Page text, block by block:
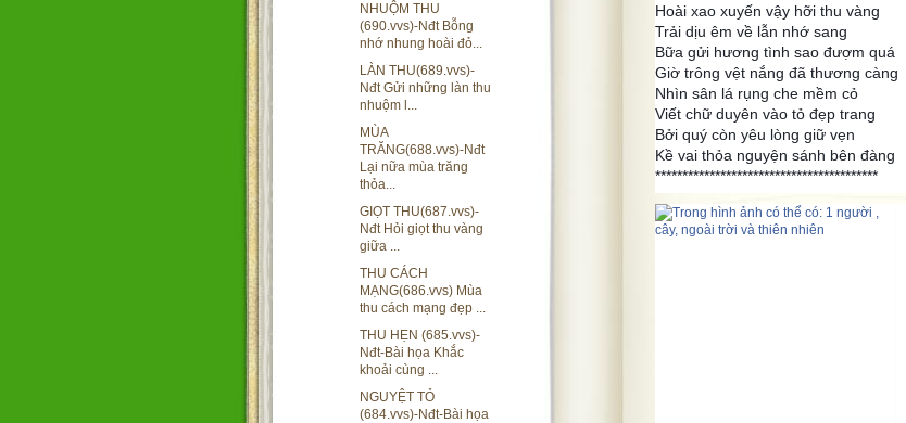
NHUỘM THU
(690.vvs)-Nđt Bỗng
nhớ nhung hoài đỏ...
LÀN THU(689.vvs)-
Nđt Gửi những làn thu
nhuộm l...
MÙA
TRĂNG(688.vvs)-Nđt
Lại nữa mùa trăng
thỏa...
GIỌT THU(687.vvs)-
Nđt Hỏi giọt thu vàng
giữa ...
THU CÁCH
MẠNG(686.vvs) Mùa
thu cách mạng đẹp ...
THU HẸN (685.vvs)-
Nđt-Bài họa Khắc
khoải cùng ...
NGUYỆT TỎ
(684.vvs)-Nđt-Bài họa
Hoài xao xuyến vậy hỡi thu vàng
Trải dịu êm về lẫn nhớ sang
Bữa gửi hương tình sao đượm quá
Giờ trông vệt nắng đã thương càng
Nhìn sân lá rụng che mềm cỏ
Viết chữ duyên vào tỏ đẹp trang
Bởi quý còn yêu lòng giữ vẹn
Kề vai thỏa nguyện sánh bên đàng
*****************************************